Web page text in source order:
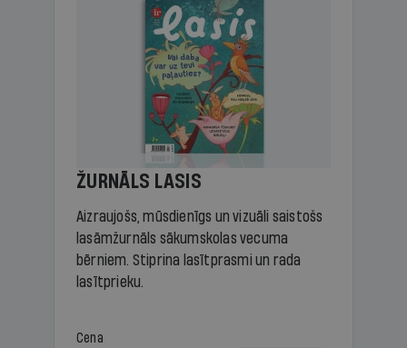
ŽURNĀLS LASIS
Aizraujošs, mūsdienīgs un vizuāli saistošs
lasāmžurnāls sākumskolas vecuma
bērniem. Stiprina lasītprasmi un rada
lasītprieku.
Cena